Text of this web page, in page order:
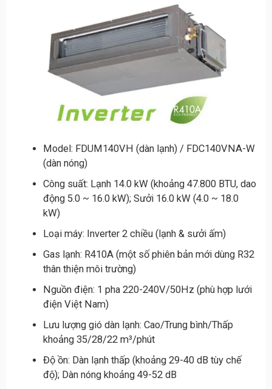
Model: FDUM140VH (dàn lạnh) / FDC140VNA-W
(dàn nóng)
Công suất: Lạnh 14.0 kW (khoảng 47.800 BTU, dao
động 5.0 ~ 16.0 kW); Sưởi 16.0 kW (4.0 ~ 18.0
kW)
Loại máy: Inverter 2 chiều (lạnh & sưởi ấm)
Gas lạnh: R410A (một số phiên bản mới dùng R32
thân thiện môi trường)
Nguồn điện: 1 pha 220-240V/50Hz (phù hợp lưới
điện Việt Nam)
Lưu lượng gió dàn lạnh: Cao/Trung bình/Thấp
khoảng 35/28/22 m³/phút
Độ ồn: Dàn lạnh thấp (khoảng 29-40 dB tùy chế
độ); Dàn nóng khoảng 49-52 dB